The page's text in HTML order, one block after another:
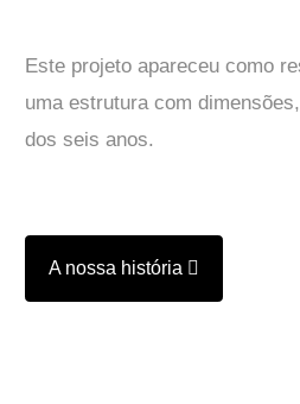
Este projeto apareceu como
uma estrutura com
dos seis anos.
A nossa história